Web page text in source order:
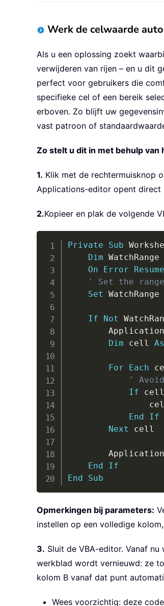
Werk de celwaarde
Als u een oplossing zoekt
verwijderen van rijen – en u dit
perfect voor gebruikers die
specifieke cel of een bereik
erboven. Zo blijft uw
vast patroon of
Zo stelt u dit in met behulp
1. Klik met de rechtermuisknop
Applications-editor opent direct
2.Kopieer en plak de volgende
Private Sub
Dim WatchRange
On
Error Resume
' Set the
Set WatchRange
If Not
        Application
Dim cell As
For Each
'
If cell
End
If
Next cell
        Application
End
If
End
Sub
Opmerkingen bij parameters:
instellen op een volledige
3. Sluit de VBA-editor. Vanaf
werkblad wordt vernieuwd: ze
kolom B vanaf dat punt
Wees voorzichtig: deze